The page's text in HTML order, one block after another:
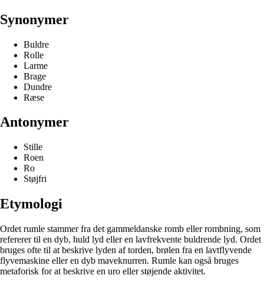
Synonymer
Buldre
Rolle
Larme
Brage
Dundre
Ræse
Antonymer
Stille
Roen
Ro
Støjfri
Etymologi
Ordet rumle stammer fra det gammeldanske romb eller rombning, som
refererer til en dyb, huld lyd eller en lavfrekvente buldrende lyd. Ordet
bruges ofte til at beskrive lyden af torden, brølen fra en lavtflyvende
flyvemaskine eller en dyb maveknurren. Rumle kan også bruges
metaforisk for at beskrive en uro eller støjende aktivitet.